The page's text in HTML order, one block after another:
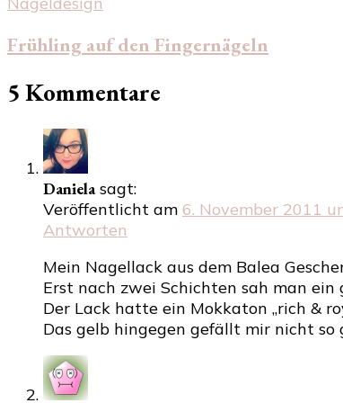
Frühling auf den Fingernägeln
5 Kommentare
Daniela sagt:
Veröffentlicht am 6. November 2011
Antworten
Mein Nagellack aus dem Balea
Erst nach zwei Schichten sah man ein
Der Lack hatte ein Mokkaton „rich &
Das gelb hingegen gefällt mir nicht so